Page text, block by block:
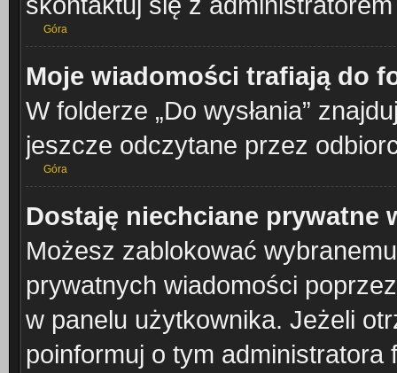
Góra
Moje wiadomości trafiają do
W folderze „Do wysłania”
jeszcze odczytane przez
Góra
Dostaję niechciane prywatne
Możesz zablokować
prywatnych wiadomości
w panelu użytkownika. Jeżeli
poinformuj o tym